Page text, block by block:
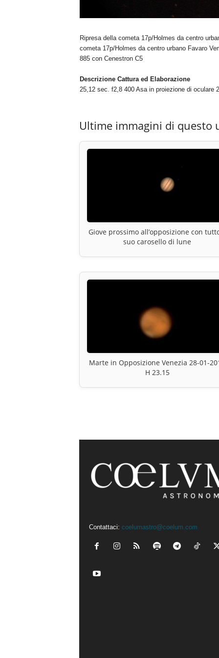
Ripresa della cometa 17p/Holmes da centro
cometa 17p/Holmes da centro urbano Favaro
885 con Cenestron C5
Descrizione Cattura ed Elaborazione
25,12 sec. f2,8 400 Asa in proiezione di oculare
Ultime immagini di questo
Giove prossimo all’opposizione con
suo carosello di lune
Marte in Opposizione Venezia 28-01-
H 23.15
Contattaci: coelumastro@coelum.com